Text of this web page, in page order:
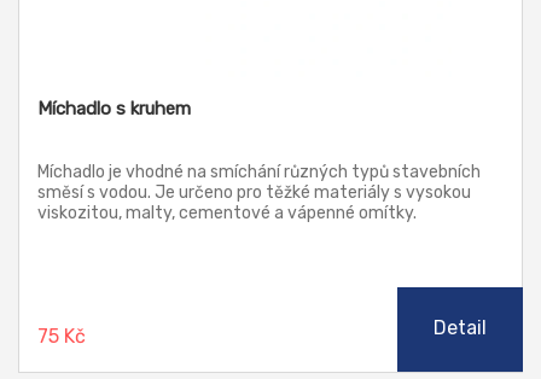
Míchadlo s kruhem
Míchadlo je vhodné na smíchání různých typů stavebních
směsí s vodou. Je určeno pro těžké materiály s vysokou
viskozitou, malty, cementové a vápenné omítky.
75 Kč Detail